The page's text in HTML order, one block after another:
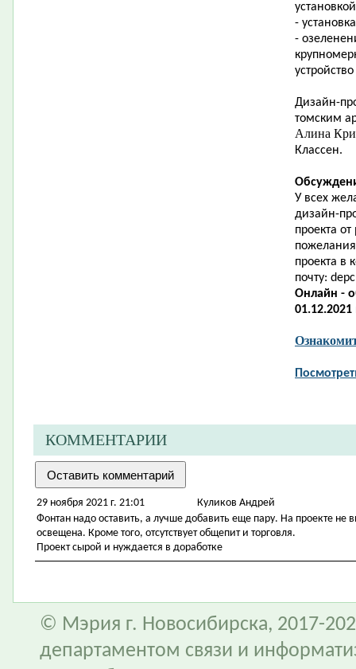
-
-
Дизайн-
томским
Алина
Классен.
У всех
дизайн-
проекта
проекта в
почту:
Онлайн -
01.12.2021
КОММЕНТАРИИ
29 ноября 2021 г. 21:01
Куликов Андрей
Фонтан надо оставить, а лучше добавить еще пару. На проекте не
освещена. Кроме того, отсутствует общепит и торговля.
Проект сырой и нуждается в доработке
© Мэрия г. Новосибирска, 2017-
департаментом связи и